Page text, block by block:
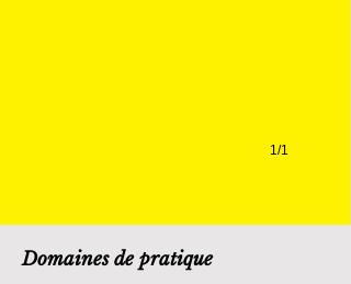
1/1
Domaines de pratique